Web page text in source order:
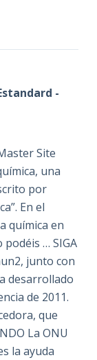
-
Site
una
por
En el
química en
… SIGA
junto con
desarrollado
de 2011.
que
La ONU
la ayuda